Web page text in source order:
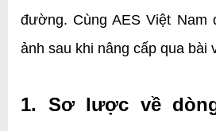
đường. Cùng AES Việt Nam
ảnh sau khi nâng cấp qua bài
1. Sơ lược về